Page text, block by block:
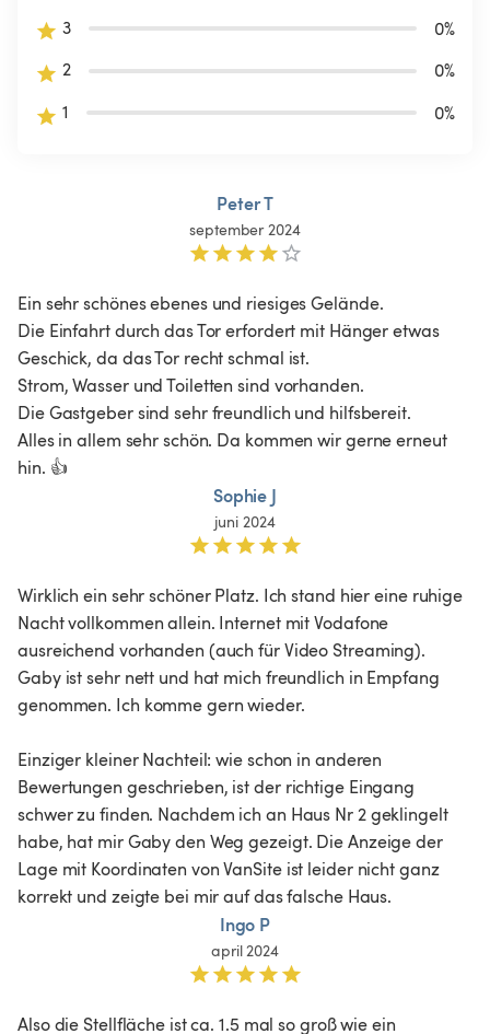
3
0%
2
0%
1
0%
Peter T
september 2024
Ein sehr schönes ebenes und riesiges Gelände.
Die Einfahrt durch das Tor erfordert mit Hänger etwas
Geschick, da das Tor recht schmal ist.
Strom, Wasser und Toiletten sind vorhanden.
Die Gastgeber sind sehr freundlich und hilfsbereit.
Alles in allem sehr schön. Da kommen wir gerne erneut
hin. 👍
Sophie J
juni 2024
Wirklich ein sehr schöner Platz. Ich stand hier eine ruhige
Nacht vollkommen allein. Internet mit Vodafone
ausreichend vorhanden (auch für Video Streaming).
Gaby ist sehr nett und hat mich freundlich in Empfang
genommen. Ich komme gern wieder.
Einziger kleiner Nachteil: wie schon in anderen
Bewertungen geschrieben, ist der richtige Eingang
schwer zu finden. Nachdem ich an Haus Nr 2 geklingelt
habe, hat mir Gaby den Weg gezeigt. Die Anzeige der
Lage mit Koordinaten von VanSite ist leider nicht ganz
korrekt und zeigte bei mir auf das falsche Haus.
Ingo P
april 2024
Also die Stellfläche ist ca. 1.5 mal so groß wie ein